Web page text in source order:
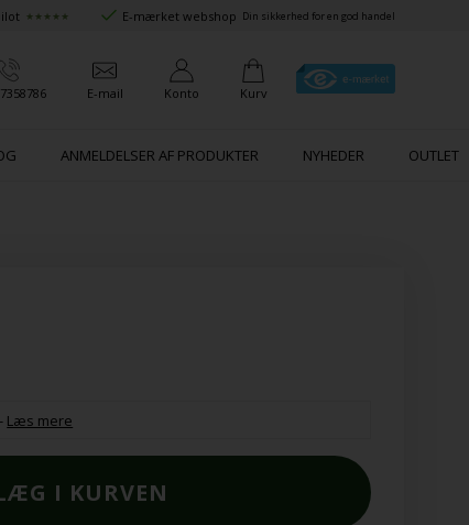
★★★★★ E-mærket webshop Din sikkerhed for en god handel
E-mail Konto Kurv
ANMELDELSER AF PRODUKTER NYHEDER OUTLET
- Læs mere